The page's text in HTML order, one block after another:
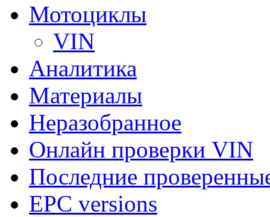
Мотоциклы
VIN
Аналитика
Материалы
Неразобранное
Онлайн проверки VIN
Последние
EPC versions